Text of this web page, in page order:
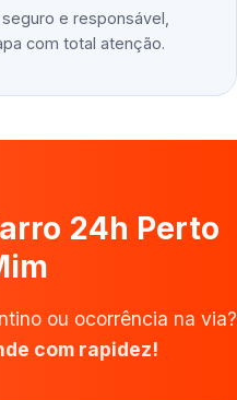
e responsável,
com total atenção.
24h Perto
ou ocorrência na via?
com rapidez!